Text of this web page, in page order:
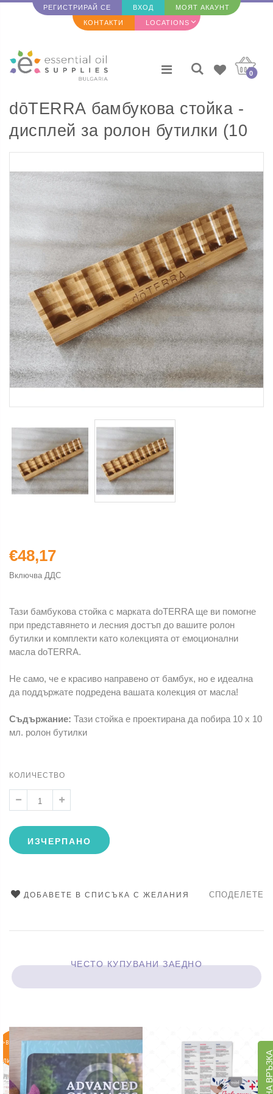
РЕГИСТРИРАЙ СЕ ВХОД МОЯТ АКАУНТ
КОНТАКТИ LOCATIONS
0
dōTERRA бамбукова стойка -
дисплей за ролон бутилки (10
бр.)
€48,17
Включва ДДС
Тази бамбукова стойка с марката doTERRA ще ви помогне
при представянето и лесния достъп до вашите ролон
бутилки и комплекти като колекцията от емоционални
масла doTERRA.
Не само, че е красиво направено от бамбук, но е идеална
да поддържате подредена вашата колекция от масла!
Съдържание: Тази стойка е проектирана да побира 10 x 10
мл. ролон бутилки
КОЛИЧЕСТВО
ИЗЧЕРПАНО
ДОБАВЕТЕ В СПИСЪКА С ЖЕЛАНИЯ СПОДЕЛЕТЕ
ЧЕСТО КУПУВАНИ ЗАЕДНО
>ВКЛЮЧИ
ЛИСТАТА
ЧАКАЩИТЕ